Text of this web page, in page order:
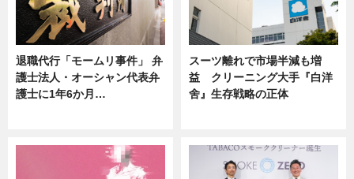
退職代行「モームリ事件」 弁
護士法人・オーシャン代表弁
護士に1年6か月…
スーツ離れで市場半減も増
益 クリーニング大手『白洋
舍』生存戦略の正体